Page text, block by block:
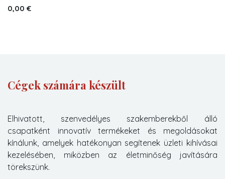
0,00 €
Cégek számára készült
Elhivatott, szenvedélyes szakemberekből álló
csapatként innovatív termékeket és megoldásokat
kínálunk, amelyek hatékonyan segítenek üzleti kihívásai
kezelésében, miközben az életminőség javítására
törekszünk.